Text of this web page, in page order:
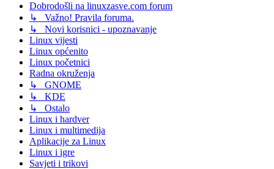
Dobrodošli na linuxzasve.com forum
↳ Važno! Pravila foruma.
↳ Novi korisnici - upoznavanje
Linux vijesti
Linux općenito
Linux početnici
Radna okruženja
↳ GNOME
↳ KDE
↳ Ostalo
Linux i hardver
Linux i multimedija
Aplikacije za Linux
Linux i igre
Savjeti i trikovi